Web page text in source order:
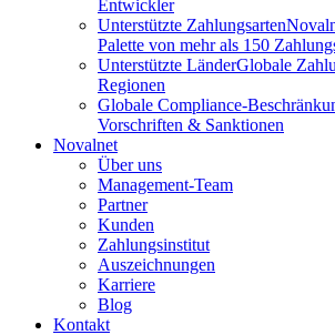
Entwickler
Unterstützte Zahlungsarten
Palette von mehr als 150
Unterstützte LänderGlobale
Regionen
Globale Compliance-
Vorschriften & Sanktionen
Novalnet
Über uns
Management-Team
Partner
Kunden
Zahlungsinstitut
Auszeichnungen
Karriere
Blog
Kontakt